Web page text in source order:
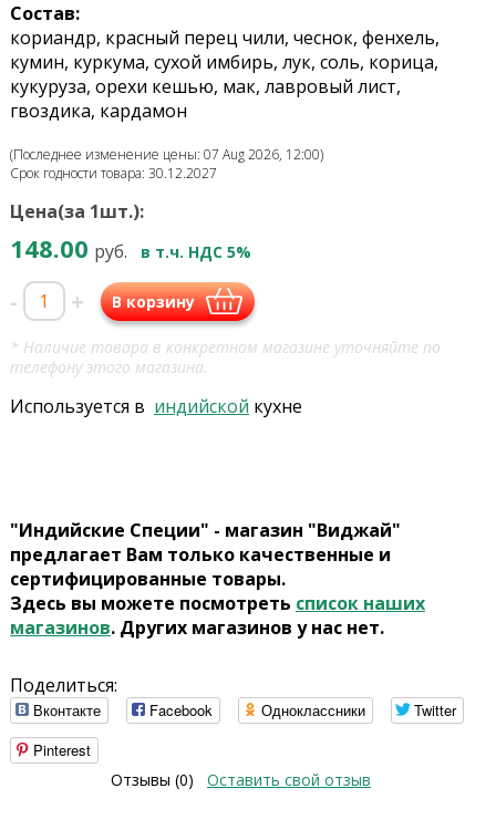
Состав:
кориандр, красный перец чили, чеснок, фенхель,
кумин, куркума, сухой имбирь, лук, соль, корица,
кукуруза, орехи кешью, мак, лавровый лист,
гвоздика, кардамон
(Последнее изменение цены: 07 Aug 2026, 12:00)
Срок годности товара: 30.12.2027
Цена(за 1шт.):
148.00 руб. в т.ч. НДС 5%
- + В корзину
* Наличие товара в конкретном магазине уточняйте по
телефону этого магазина.
Используется в индийской кухне
"Индийские Специи" - магазин "Виджай"
предлагает Вам только качественные и
сертифицированные товары.
Здесь вы можете посмотреть список наших
магазинов. Других магазинов у нас нет.
Поделиться:
Вконтакте Facebook Одноклассники
Twitter
Pinterest
Отзывы (0)
Оставить свой отзыв